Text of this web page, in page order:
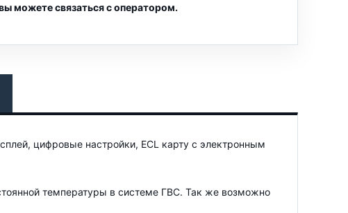
можете связаться с оператором.
цифровые настройки, ECL карту с электронным
температуры в системе ГВС. Так же возможно